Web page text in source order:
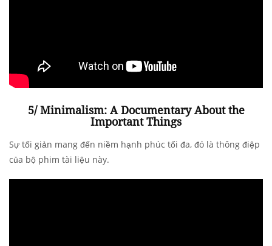
5/ Minimalism: A Documentary About the
Important Things
Sự tối giản mang đến niềm hạnh phúc tối đa, đó là thông điệp
của bộ phim tài liệu này.